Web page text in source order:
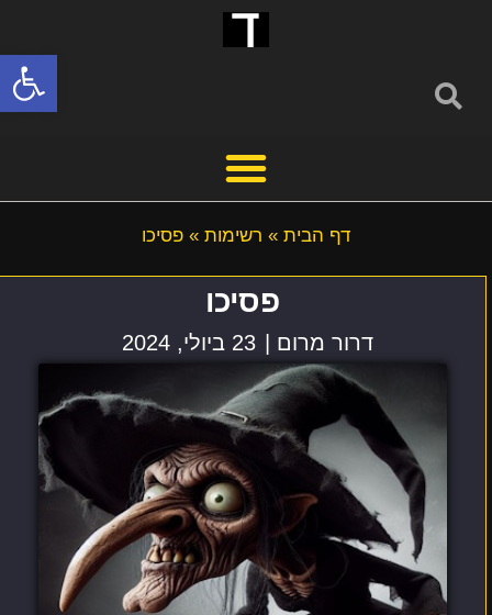
פתח
דף הבית » רשימות » פסיכו
פסיכו
דרור מרום | 23 ביולי, 2024